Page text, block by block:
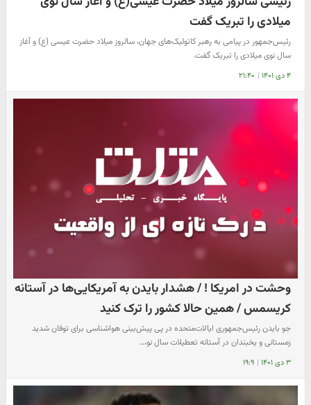
میلادی را تبریک گفت
رئیس‌جمهور در پیامی به رهبر کاتولیک‌های جهان، سالروز میلاد حضرت عیسی (ع) و آغاز
سال نوی میلادی را تبریک گفت.
۴ دی ۱۴۰۱ | ۲۱:۴۰
وحشت در امریکا ! / هشدار بایدن به آمریکایی‌ها در آستانه
کریسمس / همین حالا کشور را ترک کنید
جو بایدن رئیس‌جمهوری ایالات‌متحده در پی پیش‌بینی هواشناسی برای توفان شدید
زمستانی و یخبندان در آستانه تعطیلات سال نو،…
۳ دی ۱۴۰۱ | ۱۹:۹